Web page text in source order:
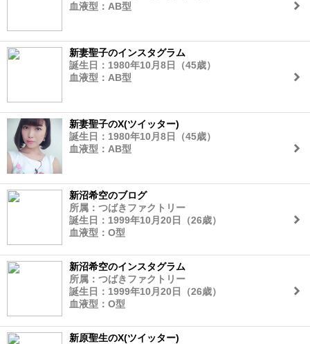
血液型：AB型
新妻聖子のインスタグラム
誕生日：1980年10月8日（45歳）
血液型：AB型
新妻聖子のX(ツイッター)
誕生日：1980年10月8日（45歳）
血液型：AB型
新沼希空のブログ
所属：つばきファクトリー
誕生日：1999年10月20日（26歳）
血液型：O型
新沼希空のインスタグラム
所属：つばきファクトリー
誕生日：1999年10月20日（26歳）
血液型：O型
新原聖生のX(ツイッター)